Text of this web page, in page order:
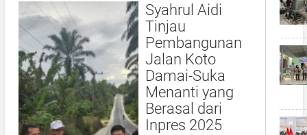
Syahrul Aidi
Tinjau
Pembangunan
Jalan Koto
Damai-Suka
Menanti yang
Berasal dari
Inpres 2025